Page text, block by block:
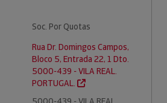
Soc. Por Quotas
Rua Dr. Domingos Campos,
Bloco 5, Entrada 22, 1 Dto.
5000-439 - VILA REAL.
PORTUGAL.